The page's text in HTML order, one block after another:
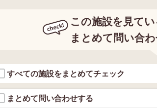
この施設を見て
まとめて問い合
すべての施設をまとめてチェック
まとめて問い合わせする